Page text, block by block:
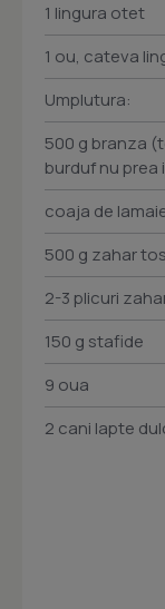
1 lingura otet
1 ou, cateva
Umplutura:
500 g branza
burduf nu prea
coaja de
500 g zahar tos
2-3 plicuri
150 g stafide
9 oua
2 cani lapte